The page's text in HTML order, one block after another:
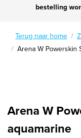
bestelling
Terug naar home
Arena W Powerskin
Arena W
aquamarine